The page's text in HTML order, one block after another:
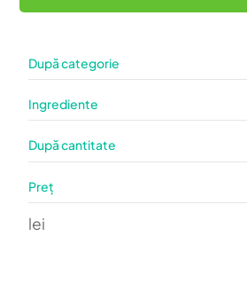
După categorie
Ingrediente
După cantitate
Preț
lei